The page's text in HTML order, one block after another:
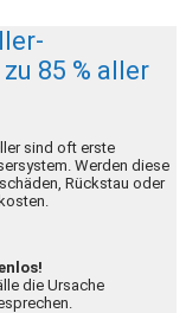
85 % aller
sind oft erste
Werden diese
Rückstau oder
die Ursache